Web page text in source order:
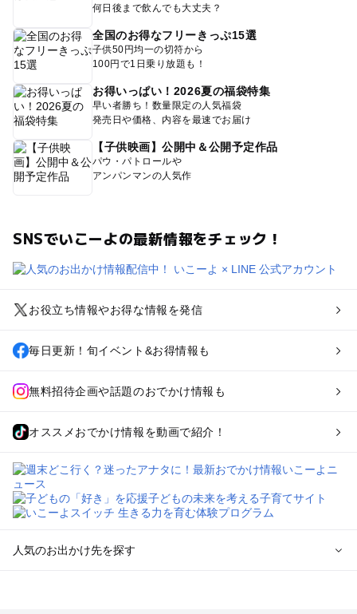
何日後まで飲んでも大丈夫？
全国のお得なフリーきっぷ15選
子供50円均一の切符から
100円で1日乗り放題も！
お得いっぱい！2026夏の福袋特集
早い者勝ち！数量限定の人気福袋
発売日や価格、内容を最速でお届け
【子供映画】公開中＆公開予定作品
パウ・パトロールや
アンパンマンの人気作
SNSでいこーよの最新情報をチェック！
お役立ち情報やお得な情報を発信
毎日更新！旬イベント&お得情報も
無料招待企画や話題のおでかけ情報も
オススメおでかけ情報を動画で紹介！
人気のお出かけ先を探す